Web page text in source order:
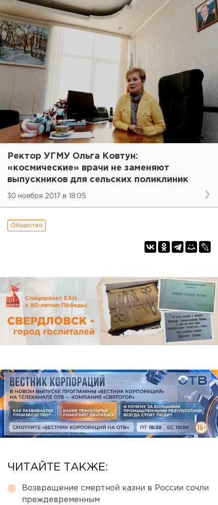
Ректор УГМУ Ольга Ковтун:
«космические» врачи не заменяют
выпускников для сельских поликлиник
30 ноября 2017 в 18:05
Общество
ЧИТАЙТЕ ТАКЖЕ:
Возвращение смертной казни в России сочли
преждевременным